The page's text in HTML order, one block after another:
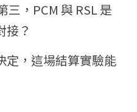
，PCM 與 RSL 是
接？
定，這場結算實驗能